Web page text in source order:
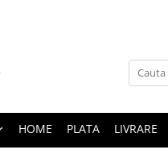
HOME PLATA LIVRARE